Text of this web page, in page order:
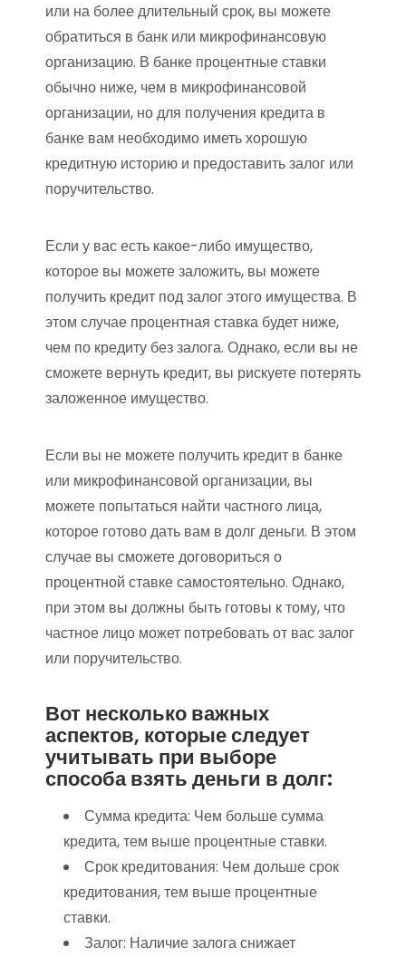
или на более длительный срок, вы можете
обратиться в банк или микрофинансовую
организацию. В банке процентные ставки
обычно ниже, чем в микрофинансовой
организации, но для получения кредита в
банке вам необходимо иметь хорошую
кредитную историю и предоставить залог или
поручительство.
Если у вас есть какое-либо имущество,
которое вы можете заложить, вы можете
получить кредит под залог этого имущества. В
этом случае процентная ставка будет ниже,
чем по кредиту без залога. Однако, если вы не
сможете вернуть кредит, вы рискуете потерять
заложенное имущество.
Если вы не можете получить кредит в банке
или микрофинансовой организации, вы
можете попытаться найти частного лица,
которое готово дать вам в долг деньги. В этом
случае вы сможете договориться о
процентной ставке самостоятельно. Однако,
при этом вы должны быть готовы к тому, что
частное лицо может потребовать от вас залог
или поручительство.
Вот несколько важных
аспектов, которые следует
учитывать при выборе
способа взять деньги в долг:
Сумма кредита: Чем больше сумма
кредита, тем выше процентные ставки.
Срок кредитования: Чем дольше срок
кредитования, тем выше процентные
ставки.
Залог: Наличие залога снижает